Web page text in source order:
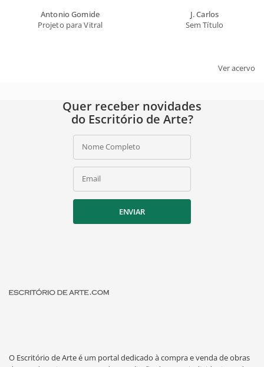
Antonio Gomide
Projeto para Vitral
J. Carlos
Sem Título
Ver acervo
Quer receber novidades
do Escritório de Arte?
Nome Completo
Email
ENVIAR
O Escritório de Arte é um portal dedicado à compra e venda de obras